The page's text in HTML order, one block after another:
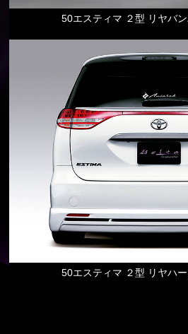
50エスティマ ２型 リヤバ
50エスティマ ２型 リヤハ